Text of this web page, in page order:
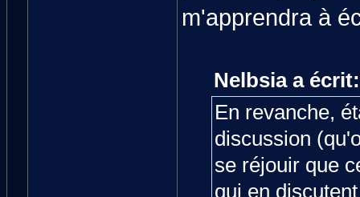
m'apprendra à
Nelbsia a écrit:
En revanche,
discussion
se réjouir que
qui en